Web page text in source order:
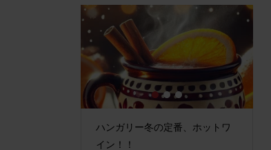
ハンガリー冬の定番、ホットワ
イン！！
1 2 3